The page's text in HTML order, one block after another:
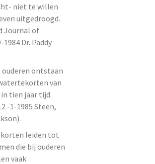
niet te willen
uitgedroogd.
Journal of
Dr. Paddy
ouderen ontstaan
van
tien jaar tijd.
-1-1985 Steen,
leiden tot
die bij ouderen
vaak